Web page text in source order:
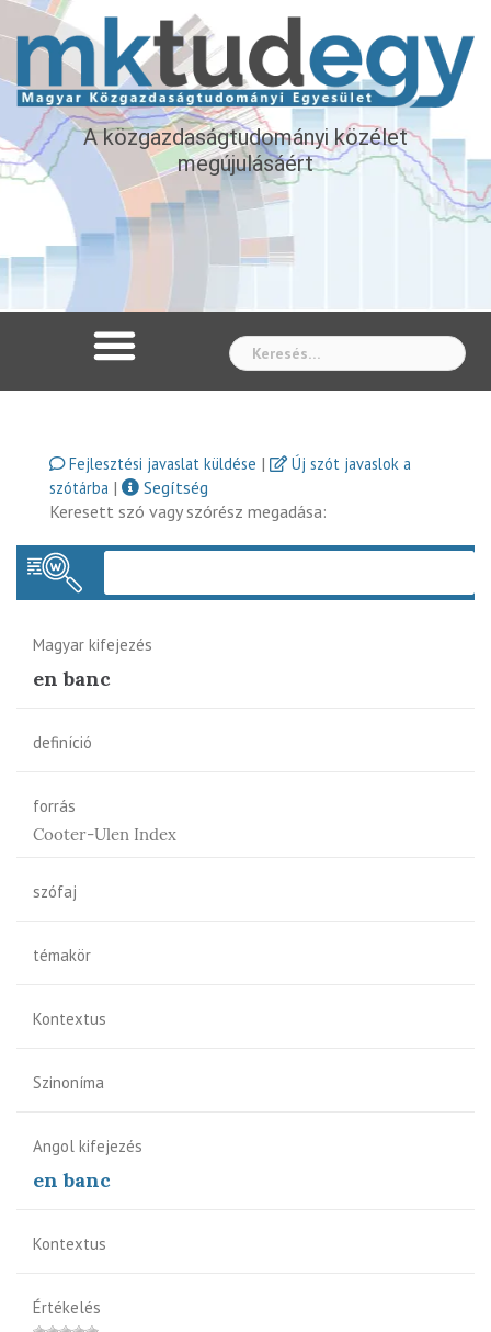
A közgazdaságtudományi közélet
megújulásáért
Fejlesztési javaslat küldése |
Új szót javaslok a
szótárba |
Segítség
Keresett szó vagy szórész megadása:
Magyar kifejezés
en banc
definíció
forrás
Cooter-Ulen Index
szófaj
témakör
Kontextus
Szinoníma
Angol kifejezés
en banc
Kontextus
Értékelés